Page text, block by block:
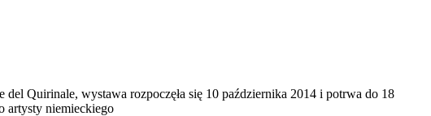
Quirinale, wystawa rozpoczęła się 10 października 2014 i potrwa do 18
artysty niemieckiego